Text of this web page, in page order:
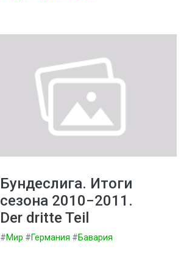
Бундеслига. Итоги
сезона 2010−2011.
Der dritte Teil
#Мир #Германия #Бавария